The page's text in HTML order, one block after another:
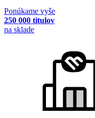
Ponúkame vyše
250 000 titulov
na sklade